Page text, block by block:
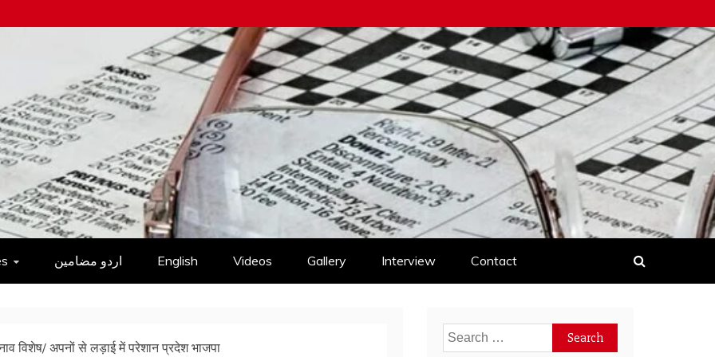
اردو مضامین English Videos Gallery Interview Contact
विशेष/ अपनों से लड़ाई में परेशान प्रदेश भाजपा
Search